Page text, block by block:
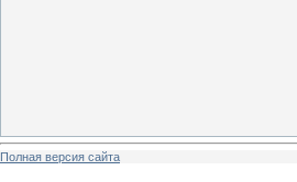
Полная версия сайта